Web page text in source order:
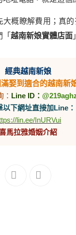
大概瞭解費用；真
越南新娘實體店面
經典越南新娘
娶到適合的越南新
： Line ID：
以下網址直接加Line：
lin.ee/InURVui
馬拉雅婚姻介紹